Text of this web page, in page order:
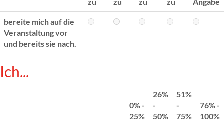
bereite mich auf die
Veranstaltung vor
und bereits sie nach.
Ich...
0% -
25%
26%
-
50%
51%
-
75%
76% -
100%